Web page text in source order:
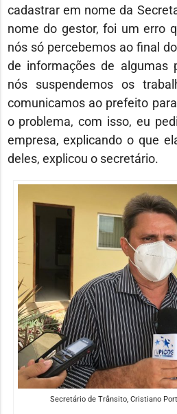
cadastrar em nome da
nome do gestor, foi um erro
nós só percebemos ao final
de informações de algumas
nós suspendemos os
comunicamos ao prefeito
o problema, com isso, eu
empresa, explicando o que
deles, explicou o secretário.
Secretário de Trânsito, Cristiano